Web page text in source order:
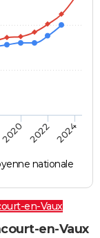
nationale
2020 2022 2024
en-Vaux
en-Vaux